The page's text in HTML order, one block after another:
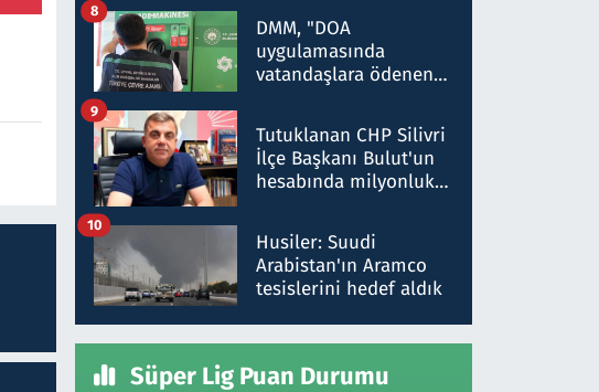
DMM, "DOA
uygulamasında
vatandaşlara ödenen
düşürüldüğü" iddiasını
yalanladı
8
Tutuklanan CHP Silivri
İlçe Başkanı Bulut'un
hesabında milyonluk
talimat verdi, ben
gönderdim
9
Husiler: Suudi
Arabistan'ın Aramco
tesislerini hedef aldık
10
Süper Lig Puan Durumu